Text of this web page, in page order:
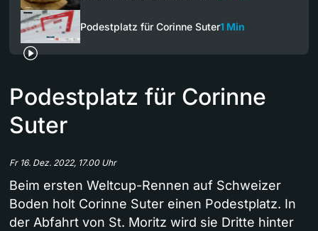
Podestplatz für Corinne Suter1 Min
Podestplatz für Corinne
Suter
Fr 16. Dez. 2022, 17.00 Uhr
Beim ersten Weltcup-Rennen auf Schweizer
Boden holt Corinne Suter einen Podestplatz. In
der Abfahrt von St. Moritz wird sie Dritte hinter